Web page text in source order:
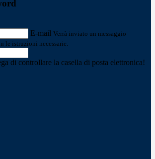
E-mail Verrà inviato un messaggio
le istruzioni necessarie.
di controllare la casella di posta elettronica!